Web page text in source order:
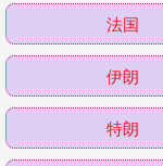
法国
伊朗
特朗